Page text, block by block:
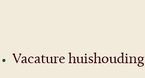
Vacature huishouding